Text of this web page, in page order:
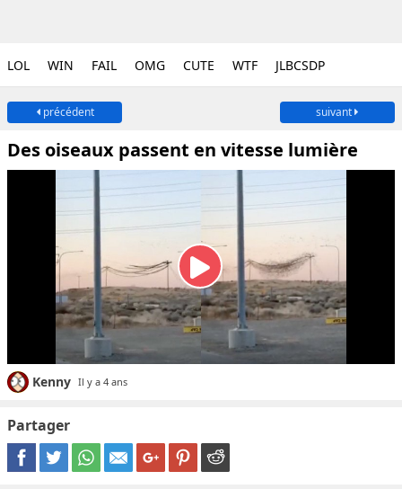
LOL WIN FAIL OMG CUTE WTF JLBCSDP
précédent suivant
Des oiseaux passent en vitesse lumière
Kenny Il y a 4 ans
Partager